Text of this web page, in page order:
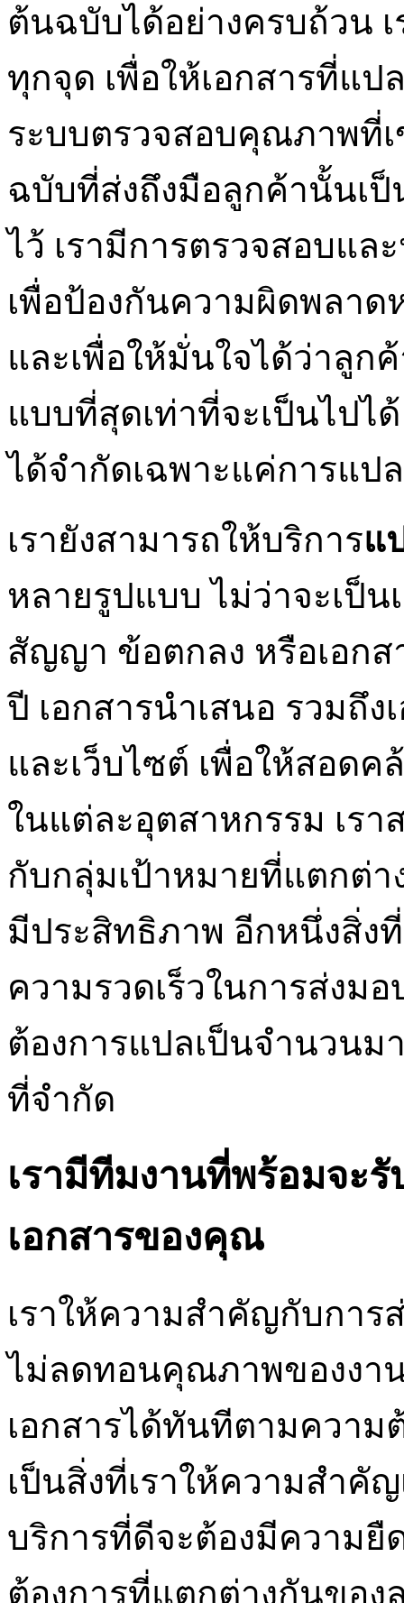
ต้นฉบับได้อย่างครบถ้วน
ทุกจุด เพื่อให้เอกสารที่แ
ระบบตรวจสอบคุณภาพที่เ
ฉบับที่ส่งถึงมือลูกค้านั้นเ
ไว้ เรามีการตรวจสอบแ
เพื่อป้องกันความผิดพลาด
และเพื่อให้มั่นใจได้ว่าลู
แบบที่สุดเท่าที่จะเป็นไปไ
ได้จำกัดเฉพาะแค่การแป
เรายังสามารถให้บริการแ
หลายรูปแบบ ไม่ว่าจะเป็
สัญญา ข้อตกลง หรือเอกส
ปี เอกสารนำเสนอ รวมถึ
และเว็บไซต์ เพื่อให้สอด
ในแต่ละอุตสาหกรรม เรา
กับกลุ่มเป้าหมายที่แตกต่า
มีประสิทธิภาพ อีกหนึ่งสิ่ง
ความรวดเร็วในการส่งม
ต้องการแปลเป็นจำนวนม
ที่จำกัด
เรามีทีมงานที่พร้อมจะ
เอกสารของคุณ
เราให้ความสำคัญกับการ
ไม่ลดทอนคุณภาพของงา
เอกสารได้ทันทีตามความ
เป็นสิ่งที่เราให้ความสำคั
บริการที่ดีจะต้องมีความ
ต้องการที่แตกต่างกันของ